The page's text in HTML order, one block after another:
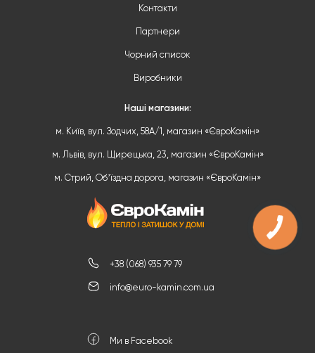
+38 (068) 935 79 79
info@euro-kamin.com.ua
Ми в Facebook
Контакти
Партнери
Чорний список
Виробники
Наші магазини:
м. Київ, вул. Зодчих, 58А/1, магазин «ЄвроКамін»
м. Львів, вул. Щирецька, 23, магазин «ЄвроКамін»
м. Стрий, Обʼїздна дорога, магазин «ЄвроКамін»